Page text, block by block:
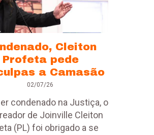
Cleiton
Profeta pede
a Camasão
02/07/26
condenado na Justiça, o
de Joinville Cleiton
(PL) foi obrigado a se